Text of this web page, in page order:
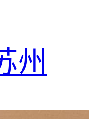
州